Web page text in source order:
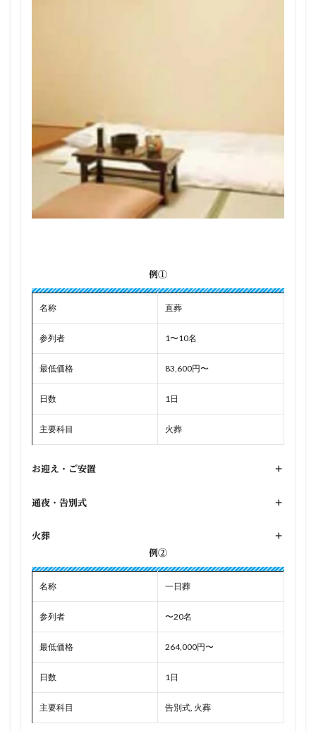
例①
名称 直葬
参列者 1〜10名
最低価格 83,600円〜
日数 1日
主要科目 火葬
お迎え・ご安置 +
通夜・告別式 +
火葬
+
例②
名称 一日葬
参列者 〜20名
最低価格 264,000円〜
日数 1日
主要科目 告別式, 火葬